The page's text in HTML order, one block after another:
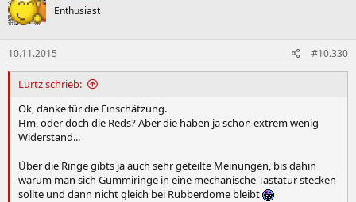
Enthusiast
10.11.2015 #10.330
Lurtz schrieb:
Ok, danke für die Einschätzung.
Hm, oder doch die Reds? Aber die haben ja schon extrem wenig
Widerstand...
Über die Ringe gibts ja auch sehr geteilte Meinungen, bis dahin
warum man sich Gummiringe in eine mechanische Tastatur stecken
sollte und dann nicht gleich bei Rubberdome bleibt